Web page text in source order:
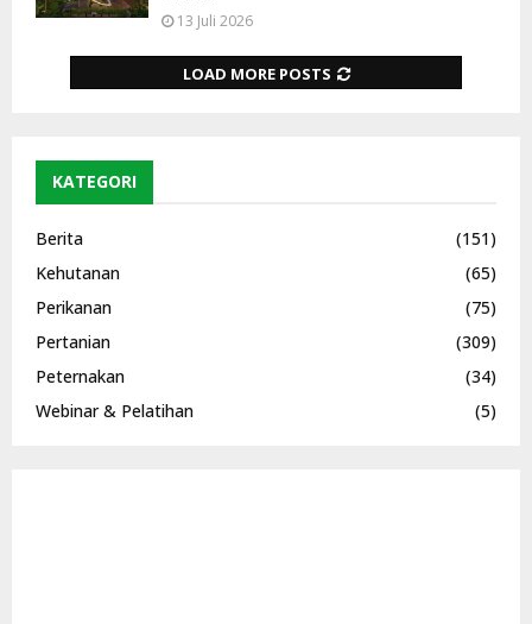
13 Juli 2026
LOAD MORE POSTS
KATEGORI
Berita
(151)
Kehutanan
(65)
Perikanan
(75)
Pertanian
(309)
Peternakan
(34)
Webinar & Pelatihan
(5)